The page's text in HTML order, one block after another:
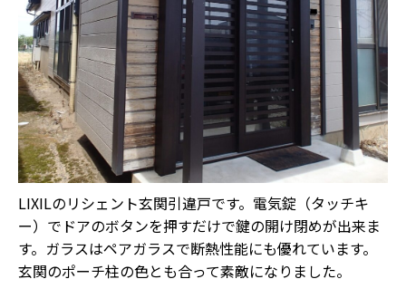
LIXILのリシェント玄関引違戸です。電気錠（タッチキ
ー）でドアのボタンを押すだけで鍵の開け閉めが出来ま
す。ガラスはペアガラスで断熱性能にも優れています。
玄関のポーチ柱の色とも合って素敵になりました。